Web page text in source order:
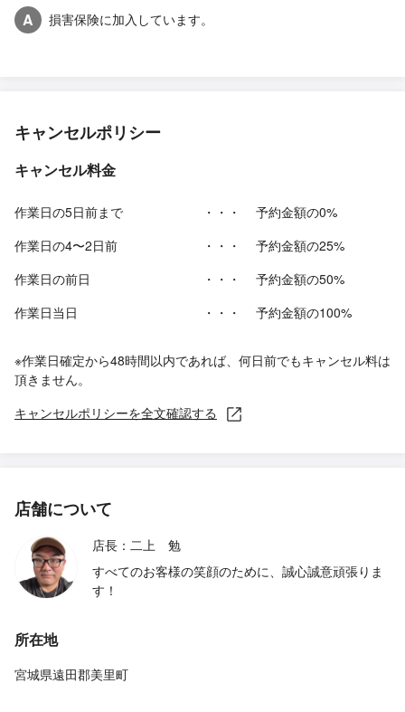
A 損害保険に加入しています。
キャンセルポリシー
キャンセル料金
作業日の5日前まで ・・・
予約金額の0%
作業日の4〜2日前
・・・
予約金額の25%
作業日の前日
・・・
予約金額の50%
作業日当日
・・・ 予約金額の100%
※作業日確定から48時間以内であれば、何日前でもキャンセル料は
頂きません。
キャンセルポリシーを全文確認する
店舗について
店長：二上 勉
すべてのお客様の笑顔のために、誠心誠意頑張りま
す！
所在地
宮城県遠田郡美里町